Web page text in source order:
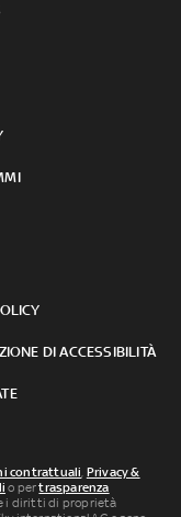
DI ACCESSIBILITÀ
contrattuali, Privacy &
o pertrasparenza
i diritti di proprietà